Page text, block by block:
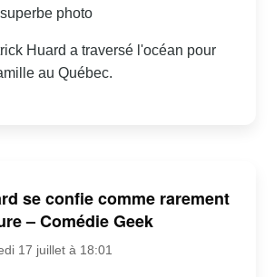
photo
Huard a traversé l'océan pour
au Québec.
se confie comme rarement
– Comédie Geek
17 juillet à 18:01